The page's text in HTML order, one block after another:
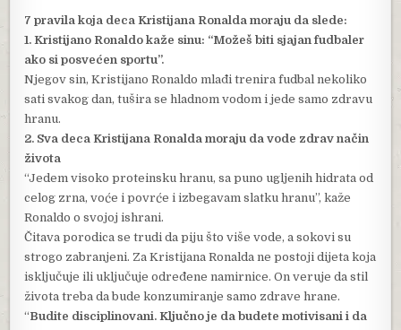
7 pravila koja deca Kristijana Ronalda moraju da slede:
1. Kristijano Ronaldo kaže sinu: “Možeš biti sjajan fudbaler
ako si posvećen sportu”.
Njegov sin, Kristijano Ronaldo mlađi trenira fudbal nekoliko
sati svakog dan, tušira se hladnom vodom i jede samo zdravu
hranu.
2. Sva deca Kristijana Ronalda moraju da vode zdrav način
života
“Jedem visoko proteinsku hranu, sa puno ugljenih hidrata od
celog zrna, voće i povrće i izbegavam slatku hranu”, kaže
Ronaldo o svojoj ishrani.
Čitava porodica se trudi da piju što više vode, a sokovi su
strogo zabranjeni. Za Kristijana Ronalda ne postoji dijeta koja
isključuje ili uključuje određene namirnice. On veruje da stil
života treba da bude konzumiranje samo zdrave hrane.
“Budite disciplinovani. Ključno je da budete motivisani i da